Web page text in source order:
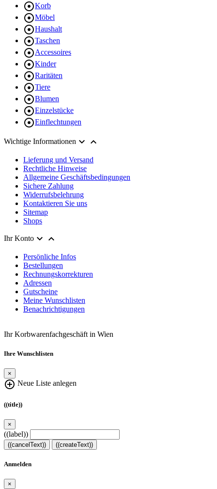
Korb
Möbel
Haushalt
Taschen
Accessoires
Kinder
Raritäten
Tiere
Blumen
Einzelstücke
Einflechtungen
Wichtige Informationen  
Lieferung und Versand
Rechtliche Hinweise
Allgemeine Geschäftsbedingungen
Sichere Zahlung
Widerrufsbelehrung
Kontaktieren Sie uns
Sitemap
Shops
Ihr Konto  
Persönliche Infos
Bestellungen
Rechnungskorrekturen
Adressen
Gutscheine
Meine Wunschlisten
Benachrichtigungen
Ihr Korbwarenfachgeschäft in Wien
Ihre Wunschlisten
×
add_circle_outline Neue Liste anlegen
((title))
×
((label))
((cancelText)) ((createText))
Anmelden
×